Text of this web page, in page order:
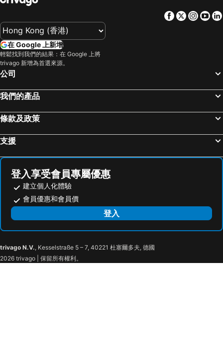
Hotel Resonance Taipei, Tapestry Collection By Hilton
V-one Vogue Hotel
Asia Pacific Hotel Beitou
Empire Hotel
寧夏2號旅館
蘊泉庄
Four Points by Sheraton Linkou
Purple Rainbow Motel
Golden Tulip FAB Hotel
Capella Taipei
Love Tree Motel
Kyokusui Hotspring Hotel
Wulai Shui An Hot Springs
貢寮區, spa hotels
五結鄉, spa hotels
金山區, spa hotels
中壢市, spa hotels
中和區, spa hotels
龍潭鄉, spa hotels
土城區, spa hotels
三星鄉, spa hotels
蘆竹市, spa hotels
內湖區, spa hotels
三峽區, spa hotels
Facebook
Twitter
在 Google 上新增
輕鬆找到我們的結果：在 Google 上將
trivago 新增為首選來源。
公司
我們的產品
條款及政策
支援
登入享受會員專屬優惠
建立個人化體驗
會員優惠和會員價
登入
trivago N.V., Kesselstraße 5 – 7, 40221 杜塞爾多夫, 德國
2026 trivago | 保留所有權利。